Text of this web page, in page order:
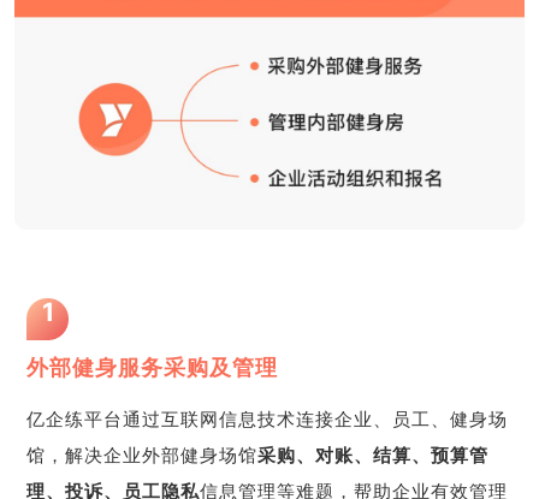
1
外部健身服务采购及管理
亿企练平台通过互联网信息技术连接企业、员工、健身场
馆，解决企业外部健身场馆采购、对账、结算、预算管
理、投诉、员工隐私信息管理等难题，帮助企业有效管理